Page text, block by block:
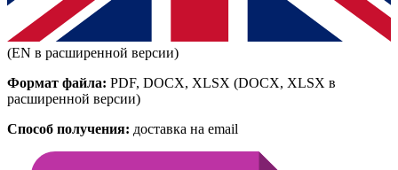
(EN в расширенной версии)
Формат файла: PDF, DOCX, XLSX (DOCX, XLSX в
расширенной версии)
Способ получения: доставка на email